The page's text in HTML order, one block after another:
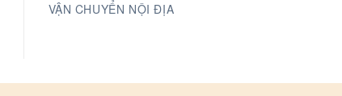
VẬN CHUYỂN NỘI ĐỊA